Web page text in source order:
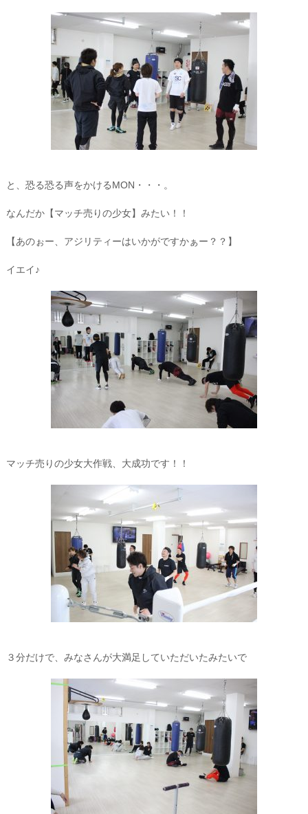
と、恐る恐る声をかけるMON・・・。
なんだか【マッチ売りの少女】みたい！！
【あのぉー、アジリティーはいかがですかぁー？？】
イエイ♪
マッチ売りの少女大作戦、大成功です！！
３分だけで、みなさんが大満足していただいたみたいで